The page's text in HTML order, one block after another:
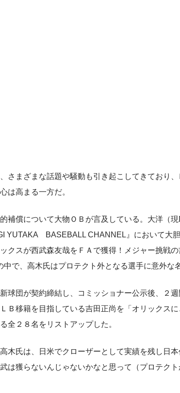
まざまな話題や騒動も引き起こしてきており
は高まる一方だ。
補償について大物ＯＢが言及している。大洋（
YUTAKA BASEBALL CHANNEL』において大
クスが西武森友哉をＦＡで獲得！メジャー挑戦
で、高木氏はプロテクト外となる選手に意外な
団が契約締結し、コミッショナー公示後、２
Ｂ移籍を目指している吉田正尚を「オリックス
全２８名をリストアップした。
氏は、日米でクローザーとして実績を残し日本
は獲らないんじゃないかなと思って（プロテク